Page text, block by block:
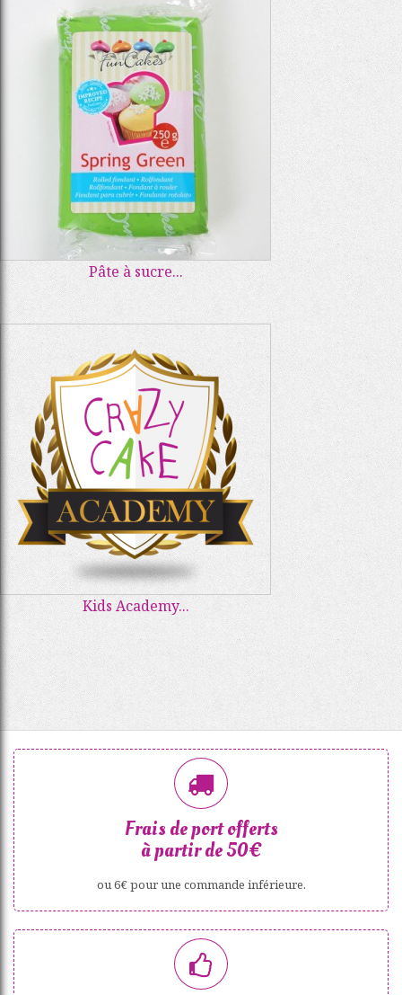
Pâte à sucre...
Kids Academy...
Frais de port offerts
à partir de 50€
ou 6€ pour une commande inférieure.